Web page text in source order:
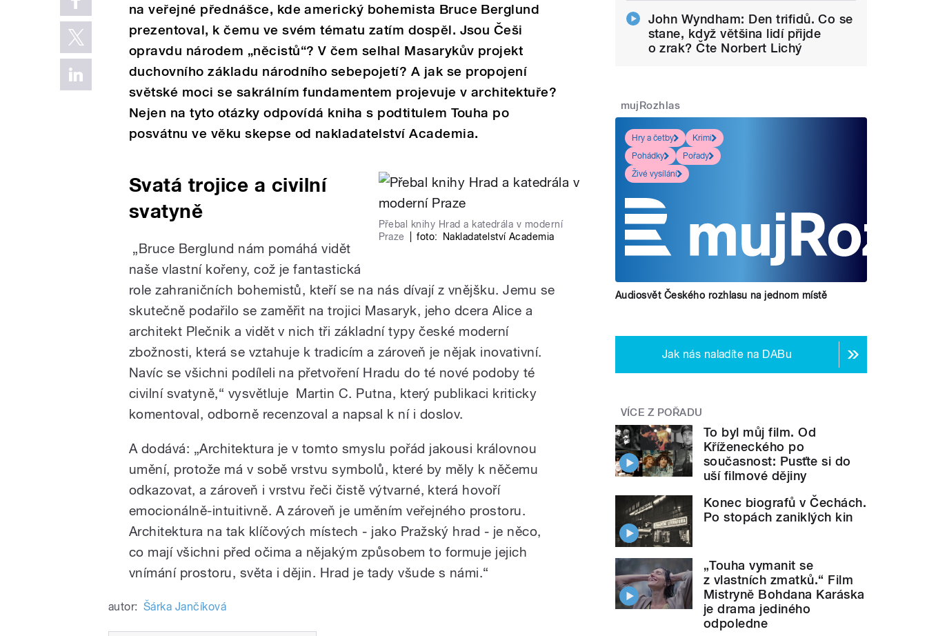
na veřejné přednášce, kde americký bohemista Bruce Berglund
prezentoval, k čemu ve svém tématu zatím dospěl. Jsou Češi
opravdu národem „něcistů“? V čem selhal Masarykův projekt
duchovního základu národního sebepojetí? A jak se propojení
světské moci se sakrálním fundamentem projevuje v architektuře?
Nejen na tyto otázky odpovídá kniha s podtitulem Touha po
posvátnu ve věku skepse od nakladatelství Academia.
Přebal knihy Hrad a katedrála v moderní
Praze
foto: Nakladatelství Academia
Svatá trojice a civilní
svatyně
„Bruce Berglund nám pomáhá vidět
naše vlastní kořeny, což je fantastická
role zahraničních bohemistů, kteří se na nás dívají z vnějšku. Jemu se
skutečně podařilo se zaměřit na trojici Masaryk, jeho dcera Alice a
architekt Plečnik a vidět v nich tři základní typy české moderní
zbožnosti, která se vztahuje k tradicím a zároveň je nějak inovativní.
Navíc se všichni podíleli na přetvoření Hradu do té nové podoby té
civilní svatyně,“ vysvětluje Martin C. Putna, který publikaci kriticky
komentoval, odborně recenzoval a napsal k ní i doslov.
A dodává: „Architektura je v tomto smyslu pořád jakousi královnou
umění, protože má v sobě vrstvu symbolů, které by měly k něčemu
odkazovat, a zároveň i vrstvu řeči čistě výtvarné, která hovoří
emocionálně-intuitivně. A zároveň je uměním veřejného prostoru.
Architektura na tak klíčových místech ‒ jako Pražský hrad ‒ je něco,
co mají všichni před očima a nějakým způsobem to formuje jejich
vnímání prostoru, světa i dějin. Hrad je tady všude s námi.“
autor: Šárka Jančíková
John Wyndham: Den trifidů. Co se
stane, když většina lidí přijde
o zrak? Čte Norbert Lichý
mujRozhlas
Hry a četby
Krimi
Pohádky
Pořady
Živé vysílání
Audiosvět Českého rozhlasu na jednom místě
Jak nás naladíte na DABu
VÍCE Z POŘADU
To byl můj film. Od
Kříženeckého po
současnost: Pusťte si do
uší filmové dějiny
Konec biografů v Čechách.
Po stopách zaniklých kin
„Touha vymanit se
z vlastních zmatků.“ Film
Mistryně Bohdana Karáska
je drama jediného
odpoledne